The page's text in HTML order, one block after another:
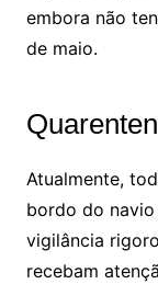
embora não
de maio.
Atualmente,
bordo do
vigilância
recebam